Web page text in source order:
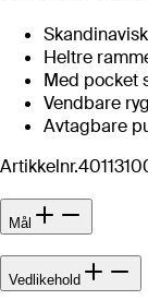
Heltre
Med pocket
Vendbare
Avtagbare
Artikkelnr.
Mål
Vedlikehold